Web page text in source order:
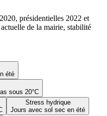
été
sous 20°C
Stress hydrique
Jours avec sol sec en été
présidentielles 2022 et
de la mairie, stabilité